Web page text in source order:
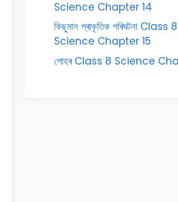
Science Chapter 14
কিছুমান প্ৰাকৃতিক পৰিঘটনা Class 8
Science Chapter 15
পোহৰ Class 8 Science